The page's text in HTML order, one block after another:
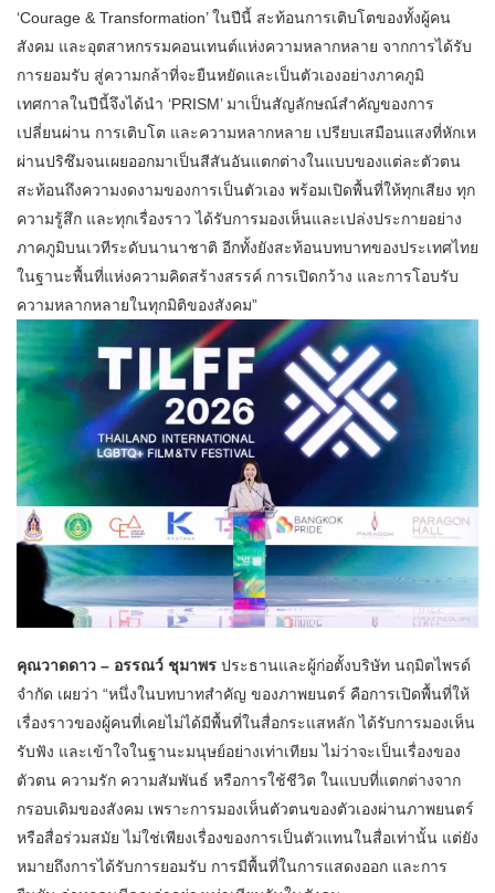
‘Courage & Transformation’ ในปีนี้ สะท้อนการเติบโตของทั้งผู้คน
สังคม และอุตสาหกรรมคอนเทนต์แห่งความหลากหลาย จากการได้รับ
การยอมรับ สู่ความกล้าที่จะยืนหยัดและเป็นตัวเองอย่างภาคภูมิ
เทศกาลในปีนี้จึงได้นำ ‘PRISM’ มาเป็นสัญลักษณ์สำคัญของการ
เปลี่ยนผ่าน การเติบโต และความหลากหลาย เปรียบเสมือนแสงที่หักเห
ผ่านปริซึมจนเผยออกมาเป็นสีสันอันแตกต่างในแบบของแต่ละตัวตน
สะท้อนถึงความงดงามของการเป็นตัวเอง พร้อมเปิดพื้นที่ให้ทุกเสียง ทุก
ความรู้สึก และทุกเรื่องราว ได้รับการมองเห็นและเปล่งประกายอย่าง
ภาคภูมิบนเวทีระดับนานาชาติ อีกทั้งยังสะท้อนบทบาทของประเทศไทย
ในฐานะพื้นที่แห่งความคิดสร้างสรรค์ การเปิดกว้าง และการโอบรับ
ความหลากหลายในทุกมิติของสังคม”
คุณวาดดาว – อรรณว์ ชุมาพร ประธานและผู้ก่อตั้งบริษัท นฤมิตไพรด์
จำกัด เผยว่า “หนึ่งในบทบาทสำคัญ ของภาพยนตร์ คือการเปิดพื้นที่ให้
เรื่องราวของผู้คนที่เคยไม่ได้มีพื้นที่ในสื่อกระแสหลัก ได้รับการมองเห็น
รับฟัง และเข้าใจในฐานะมนุษย์อย่างเท่าเทียม ไม่ว่าจะเป็นเรื่องของ
ตัวตน ความรัก ความสัมพันธ์ หรือการใช้ชีวิต ในแบบที่แตกต่างจาก
กรอบเดิมของสังคม เพราะการมองเห็นตัวตนของตัวเองผ่านภาพยนตร์
หรือสื่อร่วมสมัย ไม่ใช่เพียงเรื่องของการเป็นตัวแทนในสื่อเท่านั้น แต่ยัง
หมายถึงการได้รับการยอมรับ การมีพื้นที่ในการแสดงออก และการ